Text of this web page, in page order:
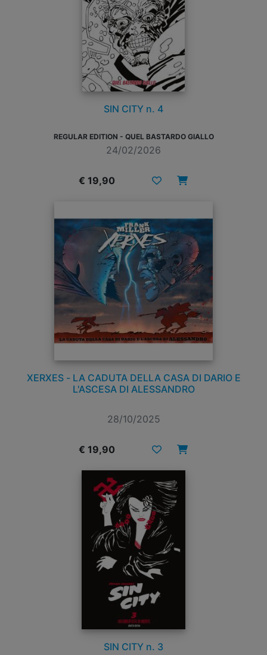
SIN CITY n. 4
REGULAR EDITION - QUEL BASTARDO GIALLO
24/02/2026
€ 19,90
XERXES - LA CADUTA DELLA CASA DI DARIO E
L'ASCESA DI ALESSANDRO
28/10/2025
€ 19,90
SIN CITY n. 3